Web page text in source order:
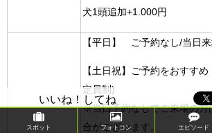
いいね！してね
犬1頭追加+1.000円​
【平日】 ご予約なし/当日
【土日祝】ご予約をおすす
定員制)
​※当日予約なしでご来場の方
合がございます。
スポット フォトコン エピソード